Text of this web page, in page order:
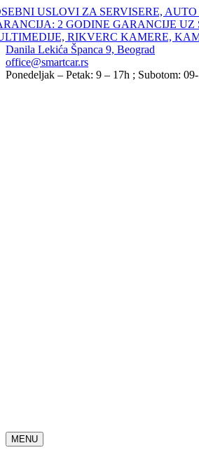
Skip
to
content
USLOVI ZA SERVISERE,
2 GODINE GARANCIJE
RIKVERC KAMERE,
Danila Lekića Španca 9, Beograd
office@smartcar.rs
Ponedeljak – Petak: 9 – 17h ; Subotom:
MENU